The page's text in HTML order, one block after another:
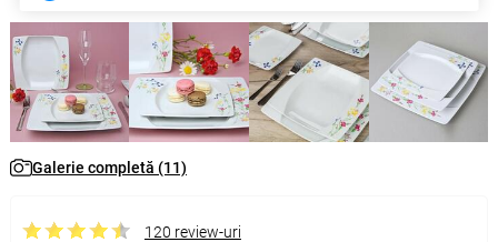
Galerie completă (11)
120 review-uri